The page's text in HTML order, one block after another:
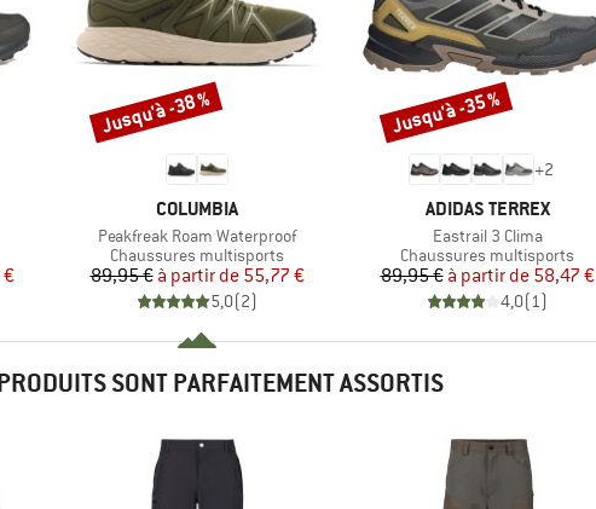
€
MARQUE
COLUMBIA
Article
Peakfreak Roam Waterproof
Product group
Chaussures multisports
Prix
89,95 € Prix réduit
à partir de 55,77 €
5,0(2)
Remise
Jusqu'à -38 %
+2
MARQUE
ADIDAS TERREX
Article
Eastrail 3 Clima
Product group
Chaussures multisports
Prix
89,95 € Prix réduit
à partir de 58,47 €
4,0(1)
Remise
Jusqu'à -35 %
SONT PARFAITEMENT ASSORTIS